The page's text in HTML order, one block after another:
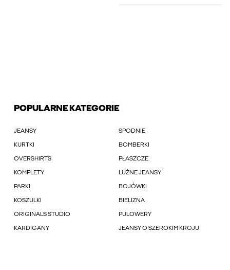
POPULARNE KATEGORIE
JEANSY SPODNIE
KURTKI BOMBERKI
OVERSHIRTS PŁASZCZE
KOMPLETY LUŹNE JEANSY
PARKI BOJÓWKI
KOSZULKI BIELIZNA
ORIGINALS STUDIO PULOWERY
KARDIGANY JEANSY O SZEROKIM KROJU